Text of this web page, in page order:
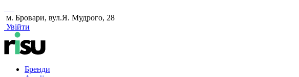
м. Бровари, вул.Я. Мудрого, 28
Увійти
Бренди